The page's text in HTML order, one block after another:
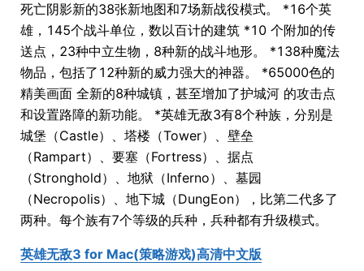
死亡阴影新的38张新地图和7场新战役模式。 *16个英
雄，145个战斗单位，数以百计的建筑 *10 个附加的传
送点，23种中立生物，8种新的战斗地形。 *138种魔法
物品，包括了12种新的威力强大的神器。 *65000色的
精美画面 全新的8种城镇，甚至增加了护城河 的攻击点
和设置路障的新功能。 *英雄无敌3有8个种族，分别是
城堡（Castle）、塔楼（Tower）、壁垒
（Rampart）、要塞（Fortress）、据点
（Stronghold）、地狱（Inferno）、墓园
（Necropolis）、地下城（DungEon），比第二代多了
两种。每个族有7个等级的兵种，兵种都有升级模式。
英雄无敌3 for Mac(策略游戏)高清中文版